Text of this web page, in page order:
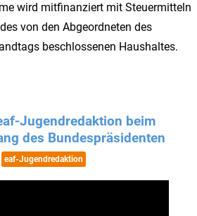
wird mitfinanziert mit Steuermitteln
von den Abgeordneten des
beschlossenen Haushaltes.
Jugendredaktion beim
des Bundespräsidenten
eaf-Jugendredaktion